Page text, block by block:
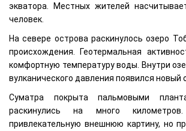
экватора. Местных жителей
человек.
На севере острова раскинулось озеро
происхождения. Геотермальная
комфортную температуру воды. Внутри
вулканического давления появился новый
Суматра покрыта пальмовыми
раскинулись на много
привлекательную внешнюю картину, но